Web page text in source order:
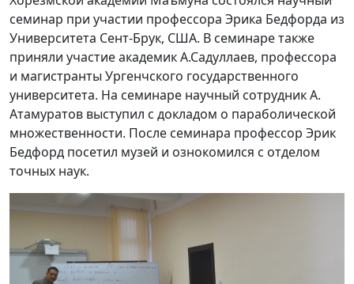
семинар при участии профессора Эрика Бедфорда из
Университета Сент-Брук, США. В семинаре также
приняли участие академик А.Садуллаев, профессора
и магистранты Ургенчского государственного
университета. На семинаре научный сотрудник А.
Атамуратов выступил с докладом о параболической
множественности. После семинара профессор Эрик
Бедфорд посетил музей и ознокомился с отделом
точных наук.